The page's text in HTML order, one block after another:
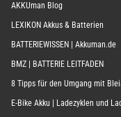
AKKUman Blog
LEXIKON Akkus & Batterien
BATTERIEWISSEN | Akkuman.de
BMZ | BATTERIE LEITFADEN
8 Tipps für den Umgang mit
E-Bike Akku | Ladezyklen und